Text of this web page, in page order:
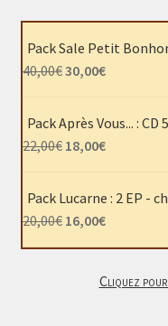
Pack Sale Petit
40,00€Le
initial
était :
30,00€Le
est :
Pack Après Vous... : CD
22,00€ Le
était :
18,00€Le
actuel
est :
Pack Lucarne : 2 EP -
20,00€ Le
était :
16,00€Le
est :
Cliquez